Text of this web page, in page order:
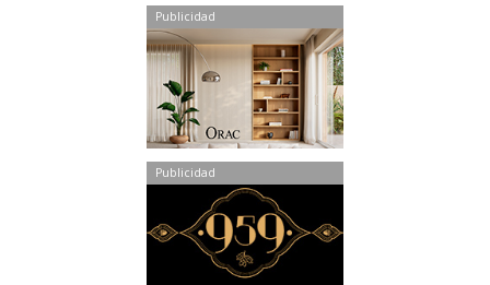
Publicidad
Publicidad